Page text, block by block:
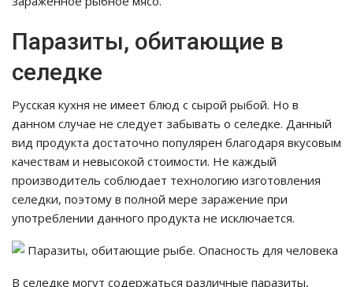
Паразиты, обитающие в
селедке
Русская кухня не имеет блюд с сырой рыбой. Но в
данном случае не следует забывать о селедке. Данный
вид продукта достаточно популярен благодаря вкусовым
качествам и невысокой стоимости. Не каждый
производитель соблюдает технологию изготовления
селедки, поэтому в полной мере заражение при
употреблении данного продукта не исключается.
В селедке могут содержаться различные паразиты,